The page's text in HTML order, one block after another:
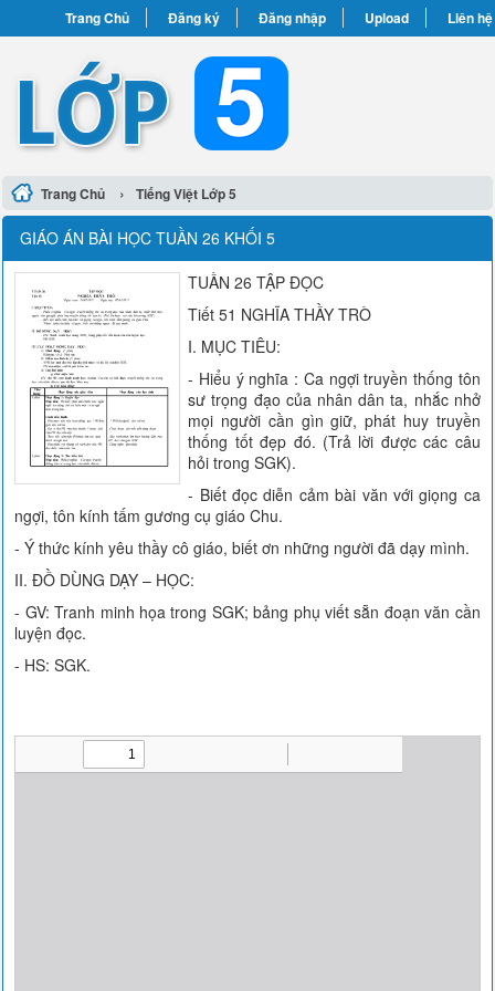
Trang Chủ Đăng ký Đăng nhập Upload Liên hệ
Trang Chủ › Tiếng Việt Lớp 5
GIÁO ÁN BÀI HỌC TUẦN 26 KHỐI 5
TUẦN 26 TẬP ĐỌC
Tiết 51 NGHĨA THẦY TRÒ
I. MỤC TIÊU:
- Hiểu ý nghĩa : Ca ngợi truyền thống tôn
sư trọng đạo của nhân dân ta, nhắc nhở
mọi người cần gìn giữ, phát huy truyền
thống tốt đẹp đó. (Trả lời được các câu
hỏi trong SGK).
- Biết đọc diễn cảm bài văn với giọng ca
ngợi, tôn kính tấm gương cụ giáo Chu.
- Ý thức kính yêu thầy cô giáo, biết ơn những người đã dạy mình.
II. ĐỒ DÙNG DẠY – HỌC:
- GV: Tranh minh họa trong SGK; bảng phụ viết sẵn đoạn văn cần
luyện đọc.
- HS: SGK.